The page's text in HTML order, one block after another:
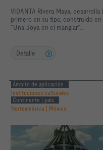
VIDANTA Rivera Maya,
primero en su tipo, construido
“Una Joya en el manglar”...
Detalle
Ámbito de aplicación
Instituciones culturales
Continente | país
Norteamérica | México